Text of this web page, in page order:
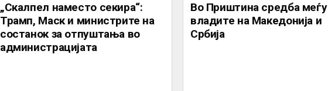
„Скалпел наместо секира“:
Трамп, Маск и министрите на
состанок за отпуштања во
администрацијата
Во Приштина средба меѓу
владите на Македонија и
Србија